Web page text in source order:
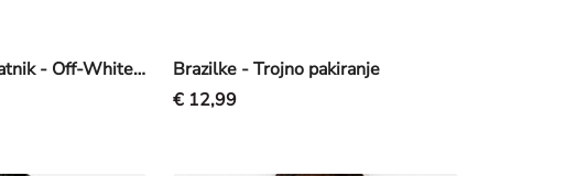
Top - Padajoč ovratnik - Off-White bela
Brazilke - Trojno pakiranje
€ 12,99